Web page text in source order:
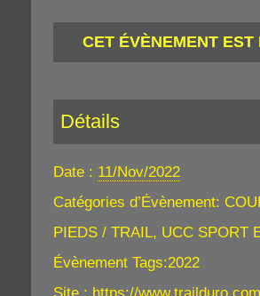
CET ÉVÈNEMENT EST
Détails
Date : 11/Nov/2022
Catégories d’Évènement:
PIEDS / TRAIL, UCC SPORT
Évènement Tags:2022